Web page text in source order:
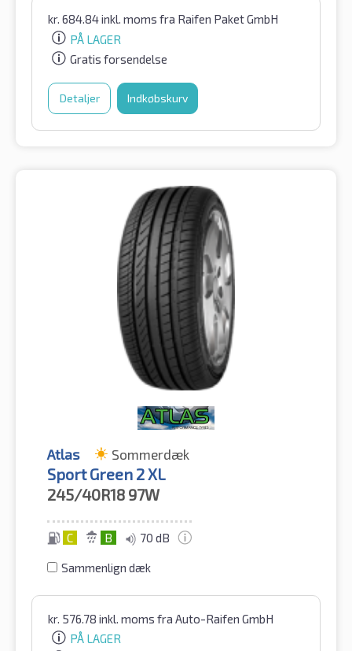
kr. 684.84inkl. moms fra Raifen Paket GmbH
PÅ LAGER
Gratis forsendelse
Detaljer Indkøbskurv
Atlas Sommerdæk
Sport Green 2 XL
245/40R18 97W
C B 70 dB
Sammenlign dæk
kr. 576.78 inkl. moms fra Auto-Raifen GmbH
PÅ LAGER